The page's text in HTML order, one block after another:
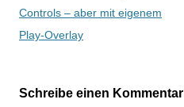
Controls – aber mit eigenem
Play-Overlay
Schreibe einen Kommentar